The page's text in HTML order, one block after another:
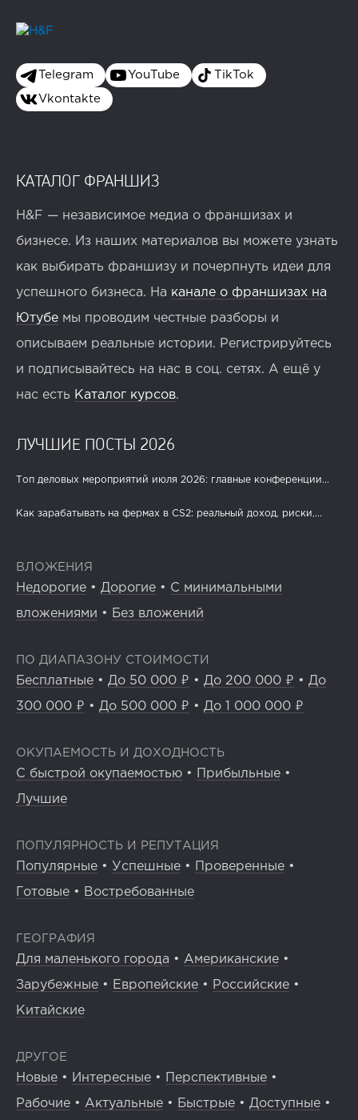
Telegram YouTube TikTok
Vkontakte
КАТАЛОГ ФРАНШИЗ
H&F — независимое медиа о франшизах и
бизнесе. Из наших материалов вы можете узнать
как выбирать франшизу и почерпнуть идеи для
успешного бизнеса. На канале о франшизах на
Ютубе мы проводим честные разборы и
описываем реальные истории. Регистрируйтесь
и подписывайтесь на нас в соц. сетях. А ещё у
нас есть Каталог курсов.
ЛУЧШИЕ ПОСТЫ 2026
Топ деловых мероприятий июля 2026: главные конференции...
Как зарабатывать на фермах в CS2: реальный доход, риски,...
ВЛОЖЕНИЯ
Недорогие • Дорогие • С минимальными
вложениями • Без вложений
ПО ДИАПАЗОНУ СТОИМОСТИ
Бесплатные • До 50 000 ₽ • До 200 000 ₽ • До
300 000 ₽ • До 500 000 ₽ • До 1 000 000 ₽
ОКУПАЕМОСТЬ И ДОХОДНОСТЬ
С быстрой окупаемостью • Прибыльные •
Лучшие
ПОПУЛЯРНОСТЬ И РЕПУТАЦИЯ
Популярные • Успешные • Проверенные •
Готовые • Востребованные
ГЕОГРАФИЯ
Для маленького города • Американские •
Зарубежные • Европейские • Российские •
Китайские
ДРУГОЕ
Новые • Интересные • Перспективные •
Рабочие • Актуальные • Быстрые • Доступные •